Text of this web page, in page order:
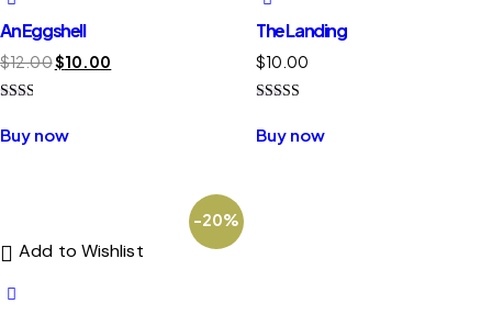
An Eggshell
$12.00$10.00
d
2.00
Buy now
The Landing
$10.00
4.00
out of 5
Buy now
-20%
Add to Wishlist